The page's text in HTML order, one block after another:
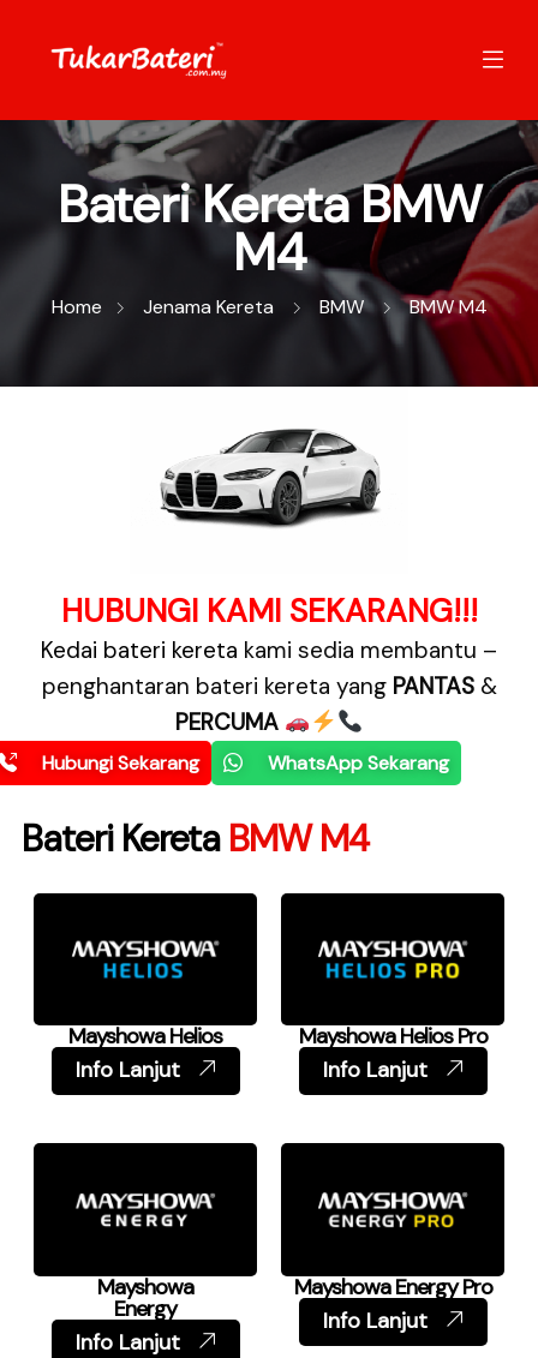
Bateri Kereta BMW
M4
Home Jenama Kereta BMW BMW M4
HUBUNGI KAMI SEKARANG!!!
Kedai bateri kereta kami sedia membantu –
penghantaran bateri kereta yang PANTAS&
PERCUMA
Hubungi Sekarang WhatsApp Sekarang
Bateri Kereta BMW M4
Mayshowa Helios
Info Lanjut
Mayshowa Helios Pro
Info Lanjut
Mayshowa
Energy
Info Lanjut
Mayshowa Energy Pro
Info Lanjut